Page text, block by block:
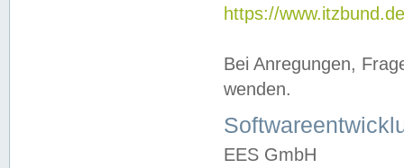
https://
Bei Anregungen,
wenden.
EES GmbH